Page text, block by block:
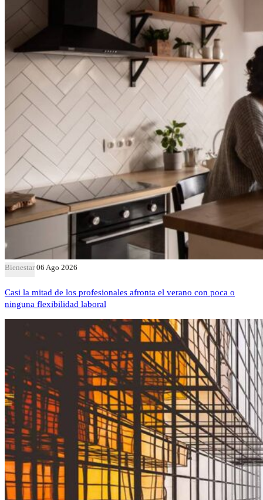
Bienestar 06 Ago 2026
Casi la mitad de los profesionales afronta el verano con poca o
ninguna flexibilidad laboral